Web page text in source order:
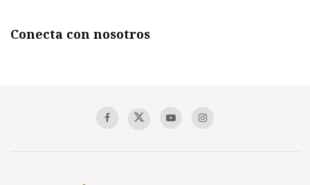
Conecta con nosotros